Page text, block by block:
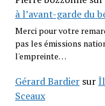
à l’avant-garde du
Merci pour votre
pas les émissions
l'empreinte…
Gérard Bardiersur
Sceaux